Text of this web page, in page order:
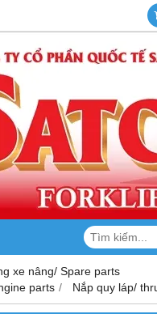
xe nâng/ Spare parts
parts
Nắp quy láp/